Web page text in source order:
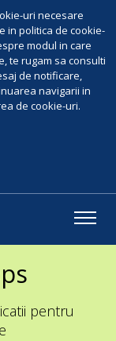
uri necesare
in politica de cookie-
modul in care
te rugam sa consulti
de notificare,
navigarii in
de cookie-uri.
pentru